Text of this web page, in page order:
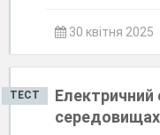
30 квітня 2025
ТЕСТ
Електричний
середовищах